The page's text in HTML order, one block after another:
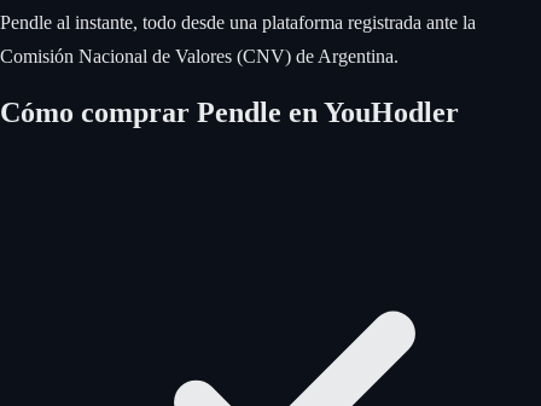
Pendle al instante, todo desde una plataforma registrada ante la
Comisión Nacional de Valores (CNV) de Argentina.
Cómo comprar Pendle en YouHodler